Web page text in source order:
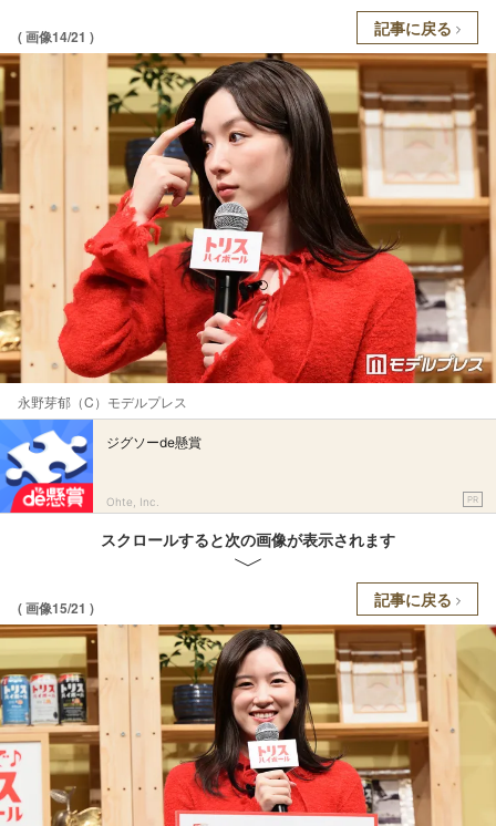
( 画像14/21 ) 記事に戻る
永野芽郁（C）モデルプレス
ジグソーde懸賞
Ohte, Inc. PR
スクロールすると次の画像が表示されます
( 画像15/21 ) 記事に戻る